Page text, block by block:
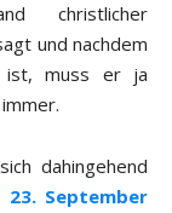
christlicher
und nachdem
ist, muss er ja
dahingehend
23. September